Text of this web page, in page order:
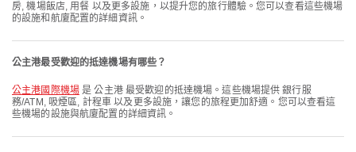
房, 機場飯店, 用餐 以及更多設施，以提升您的旅行體驗。您可以查看這些機場
的設施和航廈配置的詳細資訊。
公主港最受歡迎的抵達機場有哪些？
公主港國際機場是 公主港 最受歡迎的抵達機場。這些機場提供 銀行服
務/ATM, 吸煙區, 計程車 以及更多設施，讓您的旅程更加舒適。您可以查看這
些機場的設施與航廈配置的詳細資訊。